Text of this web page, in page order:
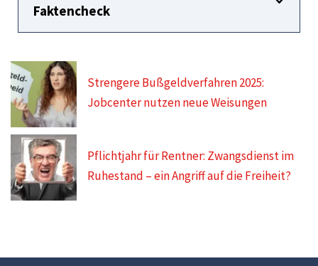
Faktencheck
Strengere Bußgeldverfahren 2025:
Jobcenter nutzen neue Weisungen
Pflichtjahr für Rentner: Zwangsdienst im
Ruhestand – ein Angriff auf die Freiheit?